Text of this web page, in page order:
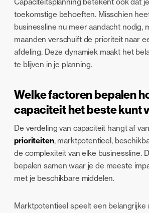
Capaciteitsplanning betekent ook dat
toekomstige behoeften. Misschien
businessline nu meer aandacht nodig,
maanden verschuift de prioriteit naar
afdeling. Deze dynamiek maakt het
te blijven in je planning.
Welke factoren bepalen
capaciteit het beste kunt
De verdeling van capaciteit hangt af
prioriteiten, marktpotentieel,
de complexiteit van elke businessline.
bepalen samen waar je de meeste
met je beschikbare middelen.
Marktpotentieel speelt een belangrijke